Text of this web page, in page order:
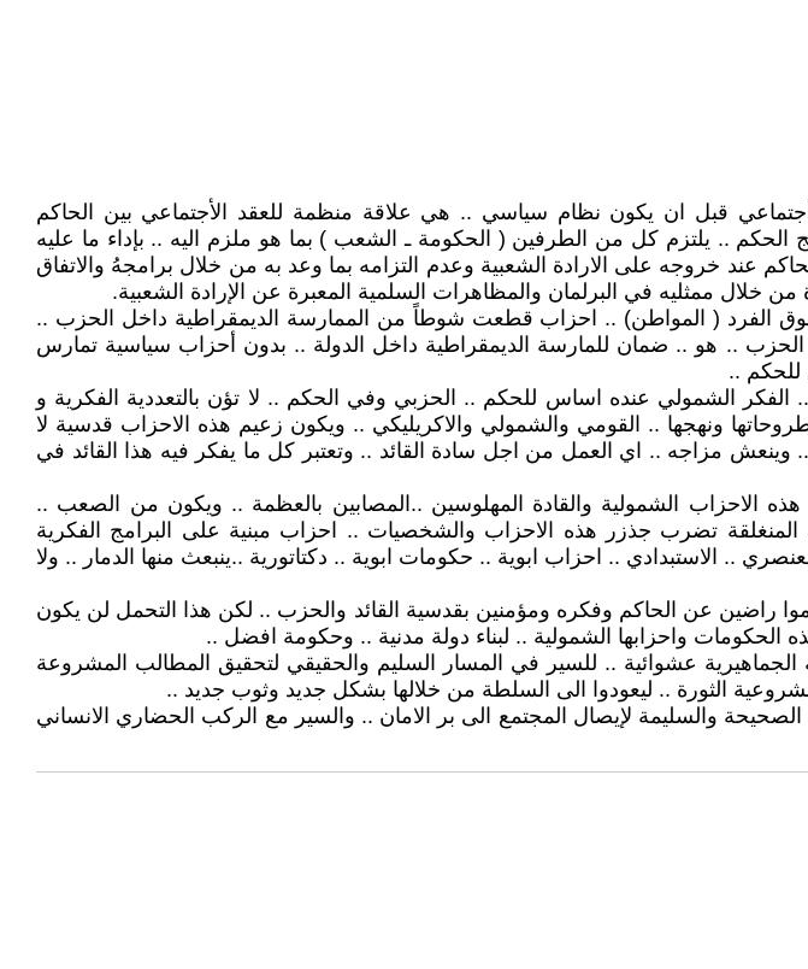
قبل ان يكون نظام سياسي .. هي علاقة منظمة للعقد الأجتماعي بين الحاكم
.. يلتزم كل من الطرفين ( الحكومة ـ الشعب ) بما هو ملزم اليه .. بإداء ما عليه
عند خروجه على الارادة الشعبية وعدم التزامه بما وعد به من خلال برامجهُ والاتفاق
خلال ممثليه في البرلمان والمظاهرات السلمية المعبرة عن الإرادة الشعبية.
الفرد ( المواطن) .. احزاب قطعت شوطاً من الممارسة الديمقراطية داخل الحزب ..
الحزب .. هو .. ضمان للمارسة الديمقراطية داخل الدولة .. بدون أحزاب سياسية تمارس
للحكم ..
.. الفكر الشمولي عنده اساس للحكم .. الحزبي وفي الحكم .. لا تؤن بالتعددية الفكرية و
ونهجها .. القومي والشمولي والاكريليكي .. ويكون زعيم هذه الاحزاب قدسية لا
وينعش مزاجه .. اي العمل من اجل سادة القائد .. وتعتبر كل ما يفكر فيه هذا القائد في
الاحزاب الشمولية والقادة المهلوسين ..المصابين بالعظمة .. ويكون من الصعب ..
المنغلقة تضرب جذزر هذه الاحزاب والشخصيات .. احزاب مبنية على البرامج الفكرية
.. الاستبدادي .. احزاب ابوية .. حكومات ابوية .. دكتاتورية ..ينبعث منها الدمار .. ولا
راضين عن الحاكم وفكره ومؤمنين بقدسية القائد والحزب .. لكن هذا التحمل لن يكون
واحزابها الشمولية .. لبناء دولة مدنية .. وحكومة افضل ..
الجماهيرية عشوائية .. للسير في المسار السليم والحقيقي لتحقيق المطالب المشروعة
الثورة .. ليعودوا الى السلطة من خلالها بشكل جديد وثوب جديد ..
والسليمة لإيصال المجتمع الى بر الامان .. والسير مع الركب الحضاري الانساني